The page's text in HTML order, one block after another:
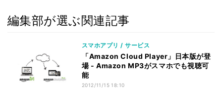
編集部が選ぶ関連記事
スマホアプリ / サービス
「Amazon Cloud Player」日本版が登
場 - Amazon MP3がスマホでも視聴可
能
2012/11/15 18:10